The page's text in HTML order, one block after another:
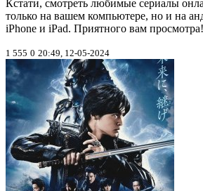
Кстати, смотреть любимые сериалы
только на вашем компьютере, но и на
iPhone и iPad. Приятного вам просмотра!
1 555 0 20:49, 12-05-2024